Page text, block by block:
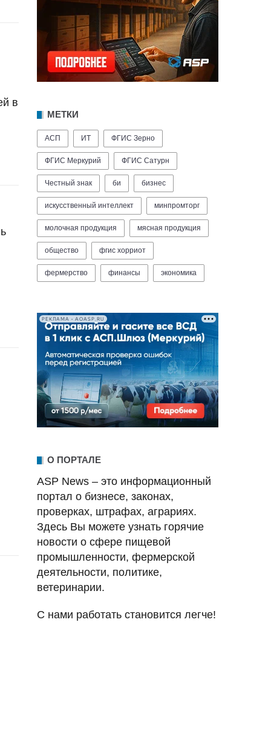
в
МЕТКИ
АСП ИТ ФГИС Зерно
ФГИС Меркурий ФГИС Сатурн
Честный знак би бизнес
искусственный интеллект минпромторг
молочная продукция мясная продукция
общество фгис хорриот
фермерство финансы экономика
РЕКЛАМА • AOASP.RU
О ПОРТАЛЕ
ASP News – это информационный
портал о бизнесе, законах,
проверках, штрафах, аграриях.
Здесь Вы можете узнать горячие
новости о сфере пищевой
промышленности, фермерской
деятельности, политике,
ветеринарии.
С нами работать становится легче!